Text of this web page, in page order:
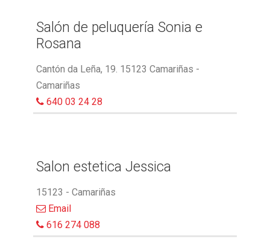
Salón de peluquería Sonia e
Rosana
Cantón da Leña, 19. 15123 Camariñas -
Camariñas
640 03 24 28
Salon estetica Jessica
15123 - Camariñas
Email
616 274 088